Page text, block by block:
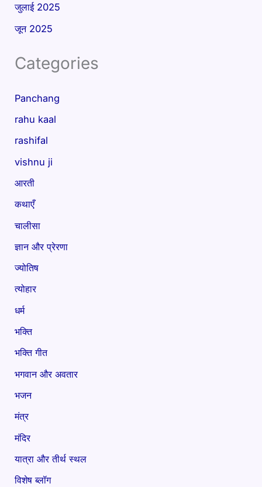
जुलाई 2025
जून 2025
Categories
Panchang
rahu kaal
rashifal
vishnu ji
आरती
कथाएँ
चालीसा
ज्ञान और प्रेरणा
ज्योतिष
त्योहार
धर्म
भक्ति
भक्ति गीत
भगवान और अवतार
भजन
मंत्र
मंदिर
यात्रा और तीर्थ स्थल
विशेष ब्लॉग